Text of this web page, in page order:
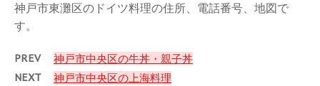
神戸市東灘区のドイツ料理の住所、電話番号、地図で
す。
PREV 神戸市中央区の牛丼・親子丼
NEXT 神戸市中央区の上海料理